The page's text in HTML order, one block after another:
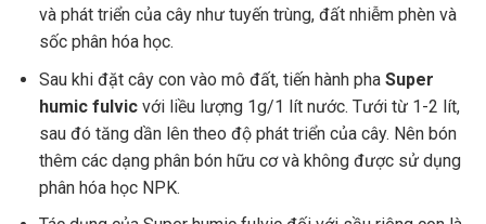
và phát triển của cây như tuyến trùng, đất nhiễm phèn và
sốc phân hóa học.
Sau khi đặt cây con vào mô đất, tiến hành pha Super
humic fulvicvới liều lượng 1g/1 lít nước. Tưới từ 1-2 lít,
sau đó tăng dần lên theo độ phát triển của cây. Nên bón
thêm các dạng phân bón hữu cơ và không được sử dụng
phân hóa học NPK.